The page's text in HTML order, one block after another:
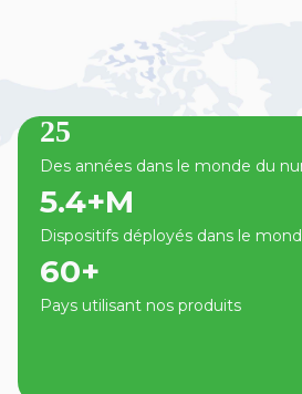
Des années dans le monde du
25
Dispositifs déployés dans le
5.4+M
Pays utilisant nos produits
60+